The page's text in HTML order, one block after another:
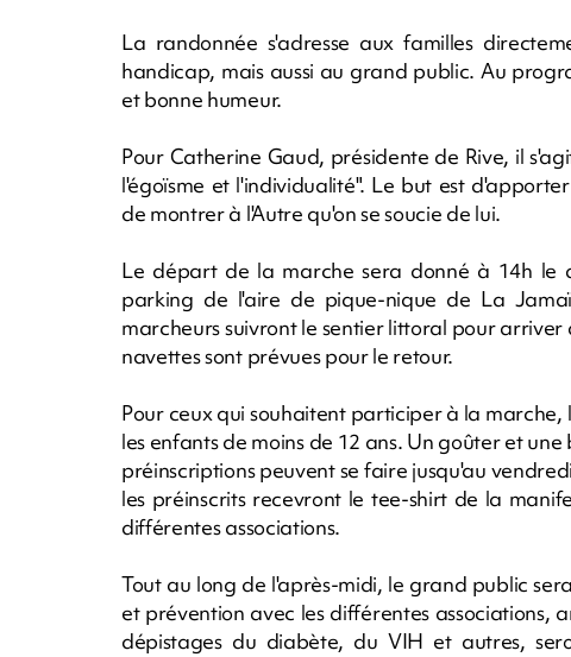
La randonnée s'adresse aux familles
handicap, mais aussi au grand public. Au
et bonne humeur.
Pour Catherine Gaud, présidente de Rive, il
l'égoïsme et l'individualité". Le but est
de montrer à l'Autre qu'on se soucie de lui.
Le départ de la marche sera donné à 14h le
parking de l'aire de pique-nique de La
marcheurs suivront le sentier littoral pour arriver
navettes sont prévues pour le retour.
Pour ceux qui souhaitent participer à la
les enfants de moins de 12 ans. Un goûter et
préinscriptions peuvent se faire jusqu'au
les préinscrits recevront le tee-shirt de la
différentes associations.
Tout au long de l'après-midi, le grand public
et prévention avec les différentes associations,
dépistages du diabète, du VIH et autres,